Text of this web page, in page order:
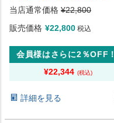
当店通常価格 ¥22,800
販売価格 ¥22,800 税込
会員様はさらに2％OFF！
¥22,344
詳細を見る